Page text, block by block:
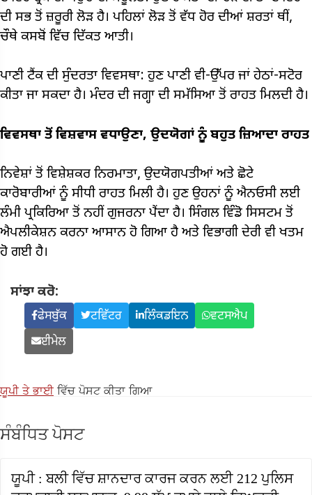
ਦੀ ਸਭ ਤੋਂ ਜ਼ਰੂਰੀ ਲੋੜ ਹੈ। ਪਹਿਲਾਂ ਲੋੜ ਤੋਂ ਵੱਧ ਹੋਰ ਦੀਆਂ ਸ਼ਰਤਾਂ ਥੀਂ,
ਚੌਥੇ ਕਸਬੋਂ ਵਿੱਚ ਦਿੱਕਤ ਆਤੀ।
ਪਾਣੀ ਟੈਂਕ ਦੀ ਸੁੰਦਰਤਾ ਵਿਵਸਥਾ: ਹੁਣ ਪਾਣੀ ਵੀ-ਉੱਪਰ ਜਾਂ ਹੇਠਾਂ-ਸਟੋਰ
ਕੀਤਾ ਜਾ ਸਕਦਾ ਹੈ। ਮੰਦਰ ਦੀ ਜਗ੍ਹਾ ਦੀ ਸਮੱਸਿਆ ਤੋਂ ਰਾਹਤ ਮਿਲਦੀ ਹੈ।
ਵਿਵਸਥਾ ਤੋਂ ਵਿਸ਼ਵਾਸ ਵਧਾਉਣਾ, ਉਦਯੋਗਾਂ ਨੂੰ ਬਹੁਤ ਜ਼ਿਆਦਾ ਰਾਹਤ
ਨਿਵੇਸ਼ਾਂ ਤੋਂ ਵਿਸ਼ੇਸ਼ਕਰ ਨਿਰਮਾਤਾ, ਉਦਯੋਗਪਤੀਆਂ ਅਤੇ ਛੋਟੇ
ਕਾਰੋਬਾਰੀਆਂ ਨੂੰ ਸੀਧੀ ਰਾਹਤ ਮਿਲੀ ਹੈ। ਹੁਣ ਉਹਨਾਂ ਨੂੰ ਐਨਓਸੀ ਲਈ
ਲੰਮੀ ਪ੍ਰਕਿਰਿਆ ਤੋਂ ਨਹੀਂ ਗੁਜਰਨਾ ਪੈਂਦਾ ਹੈ। ਸਿੰਗਲ ਵਿੰਡੋ ਸਿਸਟਮ ਤੋਂ
ਐਪਲੀਕੇਸ਼ਨ ਕਰਨਾ ਆਸਾਨ ਹੋ ਗਿਆ ਹੈ ਅਤੇ ਵਿਭਾਗੀ ਦੇਰੀ ਵੀ ਖਤਮ
ਹੋ ਗਈ ਹੈ।
ਸਾਂਝਾ ਕਰੋ:
ਫੇਸਬੁੱਕ ਟਵਿੱਟਰ ਲਿੰਕਡਇਨ
ਵਟਸਐਪ
ਈਮੇਲ
ਯੂਪੀ ਤੇ ਭਾਈ ਵਿੱਚ ਪੋਸਟ ਕੀਤਾ ਗਿਆ
ਸੰਬੰਧਿਤ ਪੋਸਟ
ਯੂਪੀ : ਬਲੀ ਵਿੱਚ ਸ਼ਾਨਦਾਰ ਕਾਰਜ ਕਰਨ ਲਈ 212 ਪੁਲਿਸ